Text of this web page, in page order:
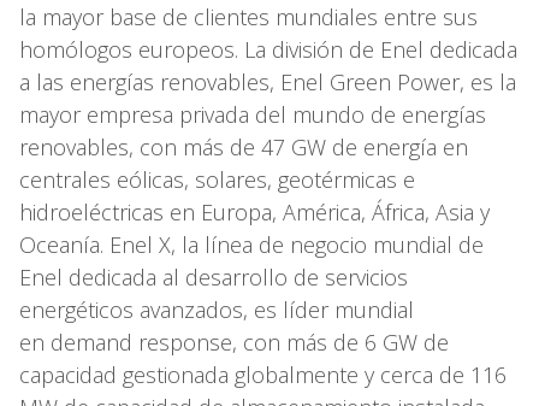
la mayor base de clientes mundiales entre sus
homólogos europeos. La división de Enel dedicada
a las energías renovables, Enel Green Power, es la
mayor empresa privada del mundo de energías
renovables, con más de 47 GW de energía en
centrales eólicas, solares, geotérmicas e
hidroeléctricas en Europa, América, África, Asia y
Oceanía. Enel X, la línea de negocio mundial de
Enel dedicada al desarrollo de servicios
energéticos avanzados, es líder mundial
en demand response, con más de 6 GW de
capacidad gestionada globalmente y cerca de 116